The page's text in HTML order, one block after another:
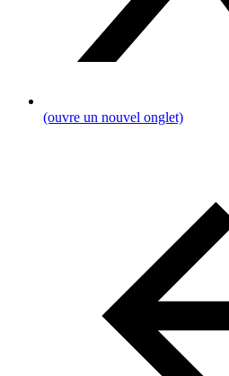
(ouvre un nouvel onglet)